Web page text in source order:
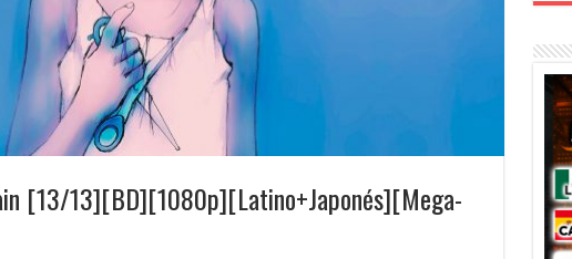
[13/13][BD][1080p][Latino+Japonés][Mega-